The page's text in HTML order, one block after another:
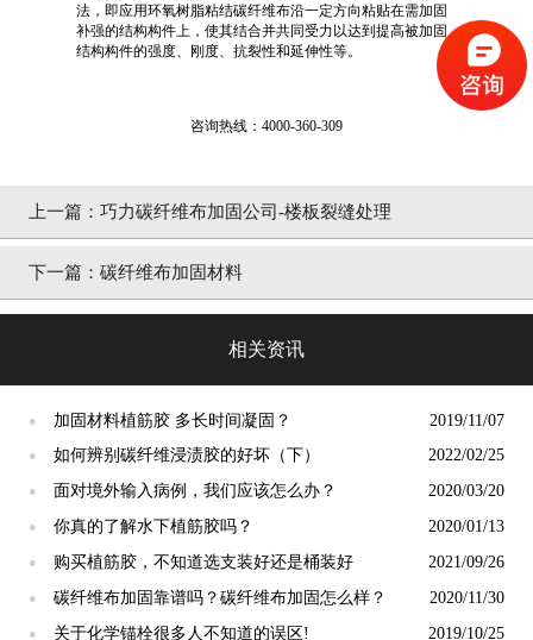
法，即应用环氧树脂粘结碳纤维布沿一定方向粘贴在需加固
补强的结构构件上，使其结合并共同受力以达到提高被加固
结构构件的强度、刚度、抗裂性和延伸性等。
咨询热线：4000-360-309
上一篇： 巧力碳纤维布加固公司-楼板裂缝处理
下一篇： 碳纤维布加固材料
相关资讯
● 加固材料植筋胶 多长时间凝固？ 2019/11/07
● 如何辨别碳纤维浸渍胶的好坏（下） 2022/02/25
● 面对境外输入病例，我们应该怎么办？ 2020/03/20
● 你真的了解水下植筋胶吗？ 2020/01/13
● 购买植筋胶，不知道选支装好还是桶装好 2021/09/26
● 碳纤维布加固靠谱吗？碳纤维布加固怎么样？ 2020/11/30
● 关于化学锚栓很多人不知道的误区! 2019/10/25